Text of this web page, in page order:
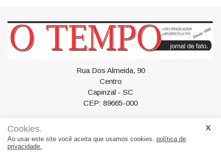
Rua Dos Almeida, 90
Centro
Capinzal - SC
CEP: 89665-000
Geral
Cookies.
Ao usar este site você aceita que usamos cookies. política de
privacidade.